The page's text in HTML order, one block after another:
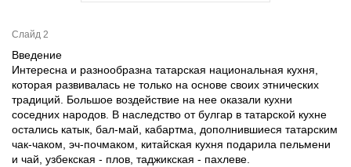
Слайд 2
Введение
Интересна и разнообразна татарская национальная кухня,
которая развивалась не только на основе своих этнических
традиций. Большое воздействие на нее оказали кухни
соседних народов. В наследство от булгар в татарской кухне
остались катык, бал-май, кабартма, дополнившиеся татарским
чак-чаком, эч-почмаком, китайская кухня подарила пельмени
и чай, узбекская - плов, таджикская - пахлеве.